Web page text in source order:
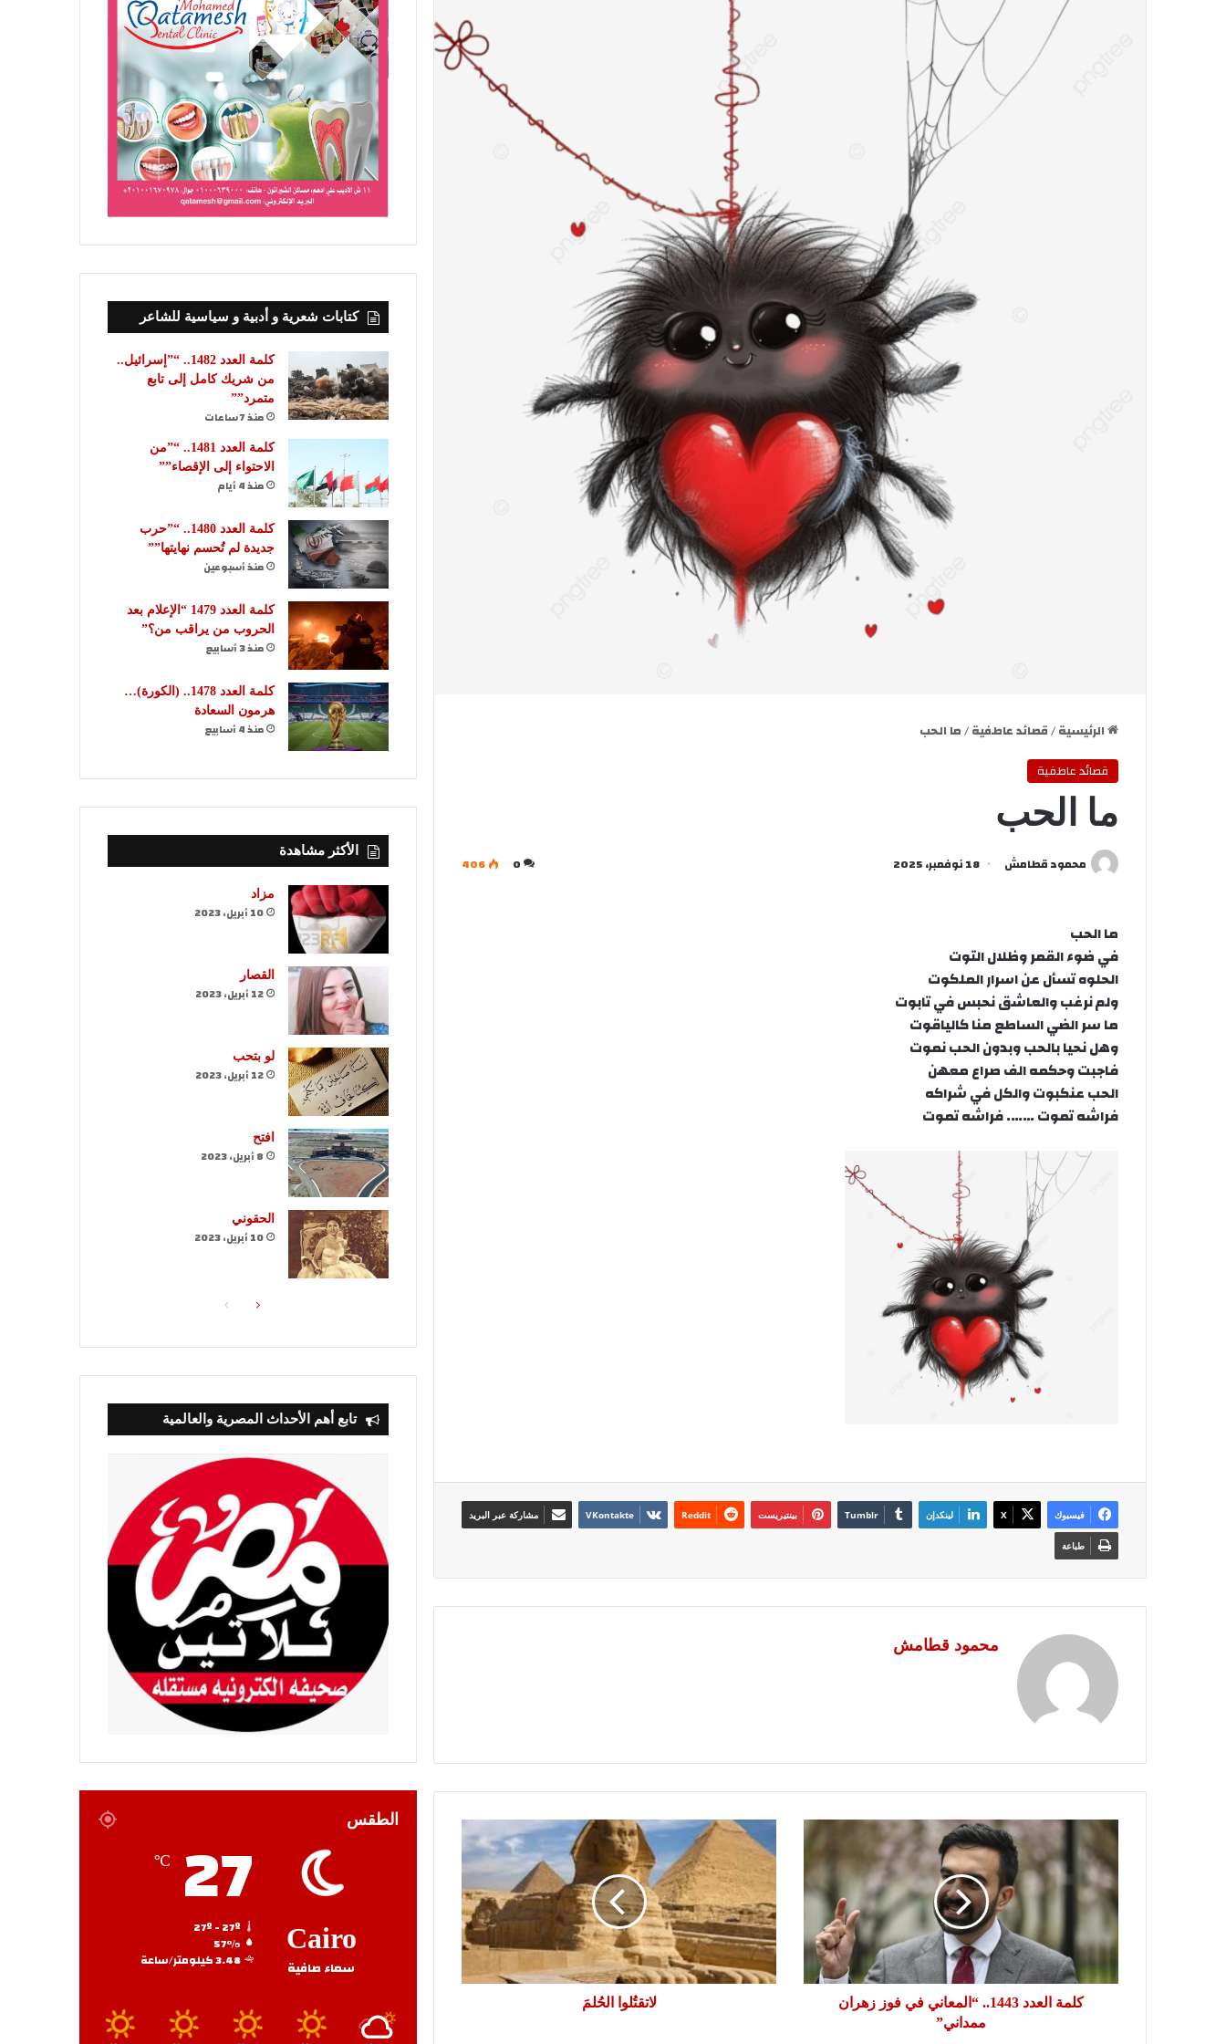
الرئيسية/قصائد عاطفية/ما الحب
قصائد عاطفية
ما الحب
محمود قطامش 18 نوفمبر، 2025 0
406
ما الحب
في ضوء القمر وظلال التوت
الحلوه تسأل عن اسرار الملكوت
ولم نرغب والعاشق نحبس في تابوت
ما سر الضي الساطع منا كالياقوت
وهل نحيا بالحب وبدون الحب نموت
فاجبت وحكمه الف صراع معهن
الحب عنكبوت والكل في شراكه
فراشه تموت ……. فراشه تموت
فيسبوك ‫X لينكدإن بينتيريست مشاركة عبر البريد
طباعة
محمود قطامش
كلمة
العدد
1443..
“المعاني
في
فوز
زهران
ممداني”
كلمة العدد 1443.. “المعاني في فوز زهران
ممداني”
لاتقتُلوا
الحُلمَ
لاتقتُلوا الحُلمَ
كتابات شعرية و أدبية و سياسية للشاعر
كلمة العدد 1482.. “”إسرائيل..
من شريك كامل إلى تابع
متمرد””
منذ 7 ساعات
كلمة العدد 1481.. “”من
الاحتواء إلى الإقصاء””
منذ 4 أيام
كلمة العدد 1480.. “”حرب
جديدة لم تُحسم نهايتها””
منذ أسبوعين
كلمة العدد 1479 “الإعلام بعد
الحروب من يراقب من؟”
منذ 3 أسابيع
كلمة العدد 1478.. (الكورة)…
هرمون السعادة
منذ 4 أسابيع
الأكثر مشاهدة
مزاد
10 أبريل، 2023
القصار
12 أبريل، 2023
لو بتحب
12 أبريل، 2023
افتح
8 أبريل، 2023
الحقوني
10 أبريل، 2023
الصفحةالصفحة
تابع أهم الأحداث المصرية والعالمية
الطقس
Cairo
سماء صافية
27
℃
57%
3.48 كيلومتر/ساعة